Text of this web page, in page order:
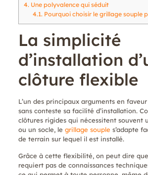
4.Une polyvalence qui séduit
4.1. Pourquoi choisir le grillage souple
La simplicité
d’installation
clôture flexible
L’un des principaux arguments en
sans conteste sa facilité d’installation.
clôtures rigides qui nécessitent souvent
ou un socle, le grillage souple s’adapte
de terrain sur lequel il est installé.
Grâce à cette flexibilité, on peut dire
requiert pas de connaissances